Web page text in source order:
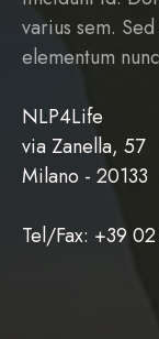
varius sem.
elementum
NLP4Life
via Zanella, 57
Milano - 20133
Tel/Fax: +39